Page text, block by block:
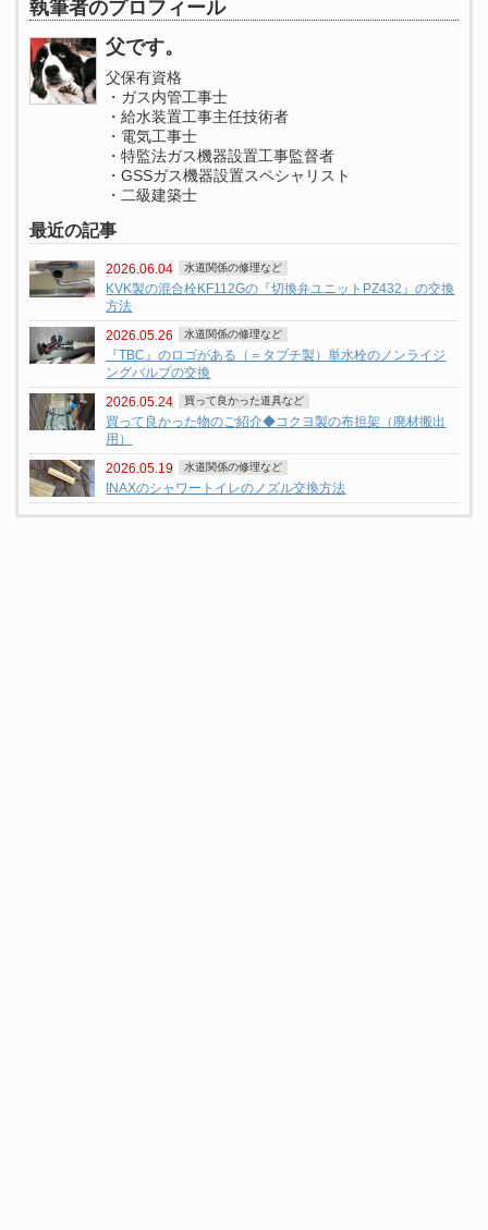
執筆者のプロフィール
父です。
父保有資格
・ガス内管工事士
・給水装置工事主任技術者
・電気工事士
・特監法ガス機器設置工事監督者
・GSSガス機器設置スペシャリスト
・二級建築士
最近の記事
2026.06.04 水道関係の修理など
KVK製の混合栓KF112Gの『切換弁ユニットPZ432』の交換
方法
2026.05.26 水道関係の修理など
『TBC』のロゴがある（＝タブチ製）単水栓のノンライジ
ングバルブの交換
2026.05.24 買って良かった道具など
買って良かった物のご紹介◆コクヨ製の布担架（廃材搬出
用）
2026.05.19 水道関係の修理など
INAXのシャワートイレのノズル交換方法